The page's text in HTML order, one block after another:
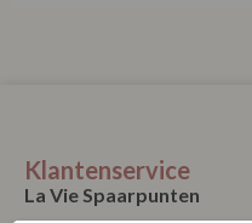
Klantenservice
La Vie Spaarpunten